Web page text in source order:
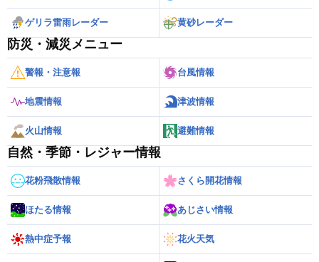
ゲリラ雷雨レーダー 黄砂レーダー
防災・減災メニュー
警報・注意報 台風情報
地震情報 津波情報
火山情報 避難情報
自然・季節・レジャー情報
花粉飛散情報 さくら開花情報
ほたる情報 あじさい情報
熱中症予報 花火天気